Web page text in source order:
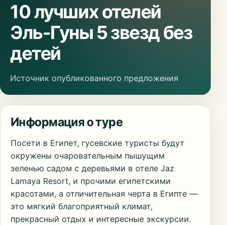
10 лучших отелей
Эль-Гуны 5 звезд без
детей
Источник опубликованного предложения
Информация о туре
Посети в Египет, гусевские туристы будут
окружены очаровательным пышущим
зеленью садом с деревьями в отеле Jaz
Lamaya Resort, и прочими египетскими
красотами, а отличительная черта в Египте —
это мягкий благоприятный климат,
прекрасный отдых и интересные экскурсии.